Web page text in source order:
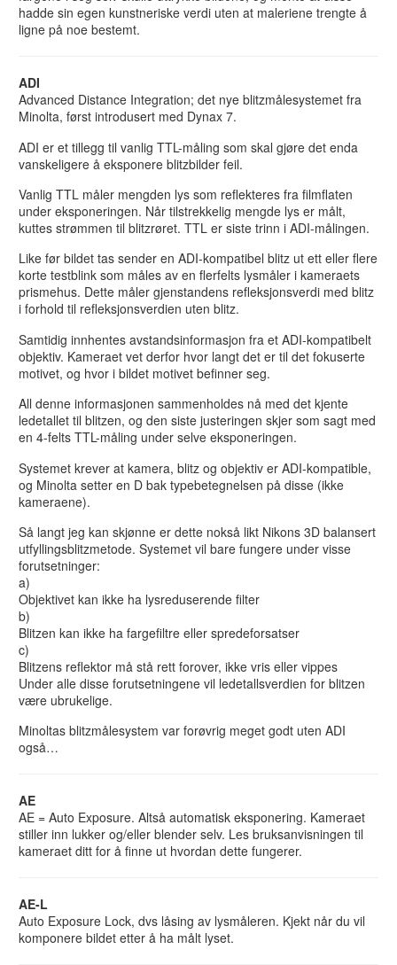
hadde sin egen kunstneriske verdi uten at maleriene trengte å
ligne på noe bestemt.
ADI
Advanced Distance Integration; det nye blitzmålesystemet fra
Minolta, først introdusert med Dynax 7.
ADI er et tillegg til vanlig TTL-måling som skal gjøre det enda
vanskeligere å eksponere blitzbilder feil.
Vanlig TTL måler mengden lys som reflekteres fra filmflaten
under eksponeringen. Når tilstrekkelig mengde lys er målt,
kuttes strømmen til blitzrøret. TTL er siste trinn i ADI-målingen.
Like før bildet tas sender en ADI-kompatibel blitz ut ett eller flere
korte testblink som måles av en flerfelts lysmåler i kameraets
prismehus. Dette måler gjenstandens refleksjonsverdi med blitz
i forhold til refleksjonsverdien uten blitz.
Samtidig innhentes avstandsinformasjon fra et ADI-kompatibelt
objektiv. Kameraet vet derfor hvor langt det er til det fokuserte
motivet, og hvor i bildet motivet befinner seg.
All denne informasjonen sammenholdes nå med det kjente
ledetallet til blitzen, og den siste justeringen skjer som sagt med
en 4-felts TTL-måling under selve eksponeringen.
Systemet krever at kamera, blitz og objektiv er ADI-kompatible,
og Minolta setter en D bak typebetegnelsen på disse (ikke
kameraene).
Så langt jeg kan skjønne er dette nokså likt Nikons 3D balansert
utfyllingsblitzmetode. Systemet vil bare fungere under visse
forutsetninger:
a)
Objektivet kan ikke ha lysreduserende filter
b)
Blitzen kan ikke ha fargefiltre eller spredeforsatser
c)
Blitzens reflektor må stå rett forover, ikke vris eller vippes
Under alle disse forutsetningene vil ledetallsverdien for blitzen
være ubrukelige.
Minoltas blitzmålesystem var forøvrig meget godt uten ADI
også…
AE
AE = Auto Exposure. Altså automatisk eksponering. Kameraet
stiller inn lukker og/eller blender selv. Les bruksanvisningen til
kameraet ditt for å finne ut hvordan dette fungerer.
AE-L
Auto Exposure Lock, dvs låsing av lysmåleren. Kjekt når du vil
komponere bildet etter å ha målt lyset.